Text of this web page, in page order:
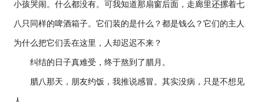
小孩哭闹。什么都没有。可我知道那扇窗后面，走廊里还摞着七
八只同样的啤酒箱子。它们装的是什么？都是钱么？它们的主人
为什么把它们丢在这里，人却迟迟不来？
纠结的日子真难受，终于熬到了腊月。
腊八那天，朋友约饭，我推说感冒。其实没病，只是不想见